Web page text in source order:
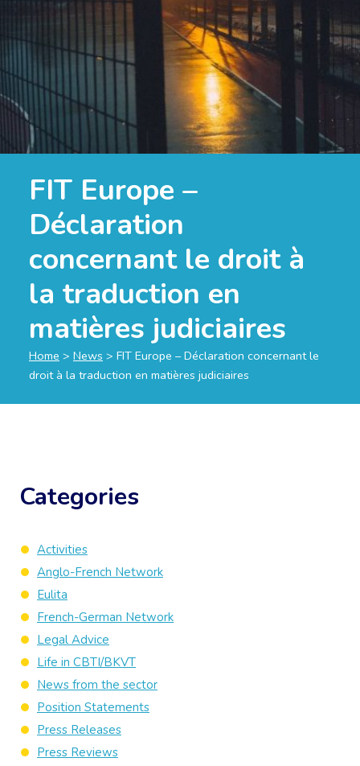
FIT Europe –
Déclaration
concernant le droit à
la traduction en
matières judiciaires
Home > News > FIT Europe – Déclaration concernant le
droit à la traduction en matières judiciaires
Categories
Activities
Anglo-French Network
Eulita
French-German Network
Legal Advice
Life in CBTI/BKVT
News from the sector
Position Statements
Press Releases
Press Reviews